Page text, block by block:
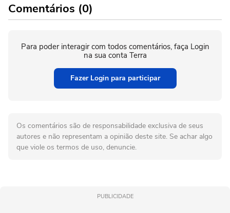
Comentários (0)
Para poder interagir com todos comentários, faça Login
na sua conta Terra
Fazer Login para participar
Os comentários são de responsabilidade exclusiva de seus
autores e não representam a opinião deste site. Se achar algo
que viole os termos de uso, denuncie.
PUBLICIDADE